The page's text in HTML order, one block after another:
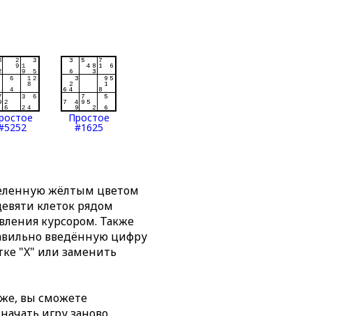
Простое
#1625
жёлтым цветом
клеток рядом
курсором. Также
введённую цифру
"X" или заменить
вы сможете